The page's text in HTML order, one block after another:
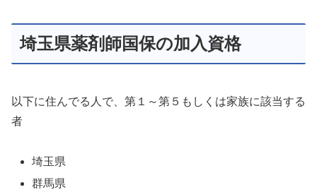
埼玉県薬剤師国保の加入資格
以下に住んでる人で、第１～第５もしくは家族に該当する
者
埼玉県
群馬県